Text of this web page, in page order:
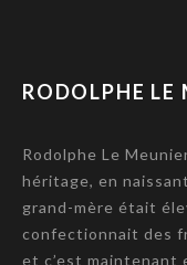
RODOLPHE LE
Rodolphe Le
héritage, en
grand-mère était
confectionnait des
et c’est